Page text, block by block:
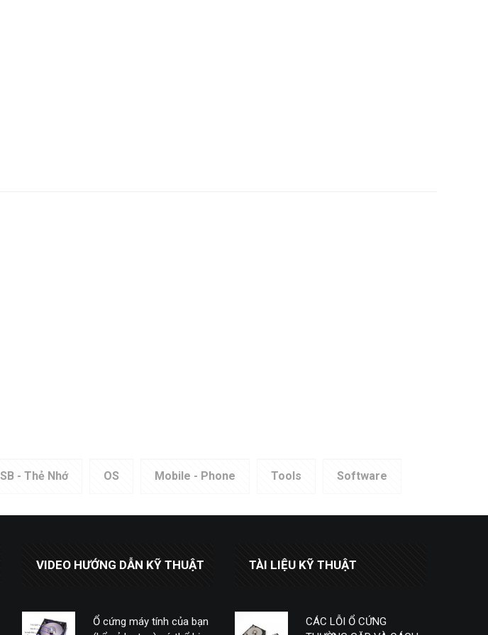
- Thẻ Nhớ OS Mobile - Phone Tools Software
VIDEO HƯỚNG DẪN KỸ THUẬT
Ổ cứng máy tính của bạn
TÀI LIỆU KỸ THUẬT
CÁC LỖI Ổ CỨNG